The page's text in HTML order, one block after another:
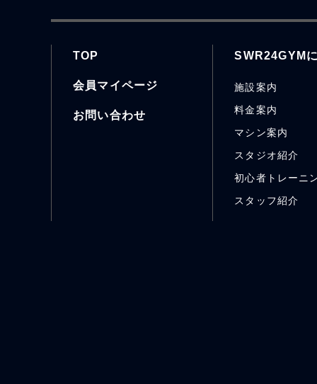
TOP
会員マイページ
お問い合わせ
SWR24GYM
施設案内
料金案内
マシン案内
スタジオ紹介
初心者トレーニ
スタッフ紹介